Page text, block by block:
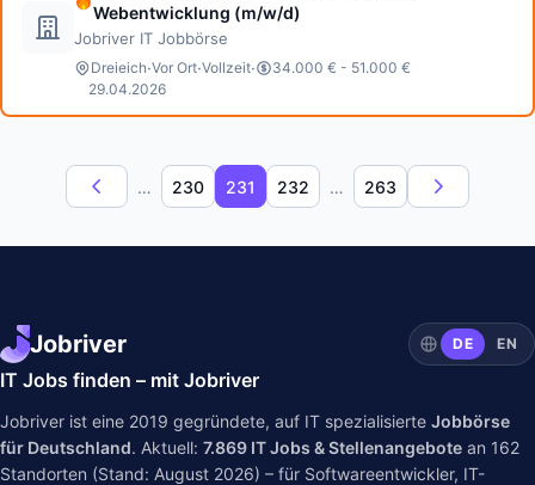
Webentwicklung (m/w/d)
Jobriver IT Jobbörse
Dreieich·Vor Ort·Vollzeit·
34.000 € - 51.000 €
29.04.2026
… 230 231 232 … 263
Jobriver DE EN
IT Jobs finden – mit Jobriver
Jobriver ist eine 2019 gegründete, auf IT spezialisierte Jobbörse
für Deutschland. Aktuell: 7.869 IT Jobs & Stellenangebote an 162
Standorten (Stand: August 2026) – für Softwareentwickler, IT-